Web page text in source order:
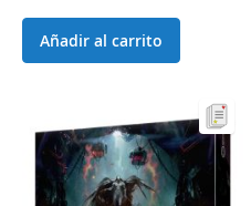
Añadir al carrito